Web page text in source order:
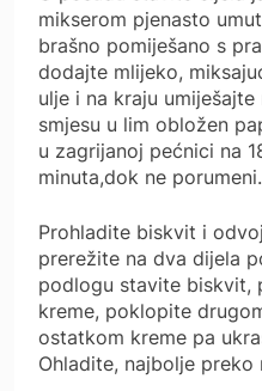
mikserom pjenasto
brašno pomiješano s
dodajte mlijeko,
ulje i na kraju
smjesu u lim obložen
u zagrijanoj pećnici na
minuta,dok ne porumeni.
Prohladite biskvit i
prerežite na dva dijela
podlogu stavite biskvit,
kreme, poklopite
ostatkom kreme pa
Ohladite, najbolje